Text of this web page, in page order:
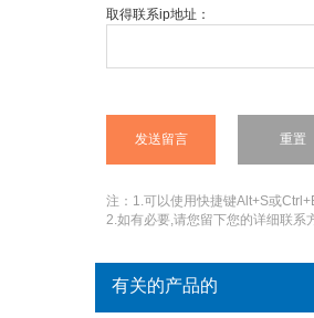
取得联系ip地址：
注：1.可以使用快捷键Alt+S或
2.如有必要,请您留下您的详细联系
有关的产品的